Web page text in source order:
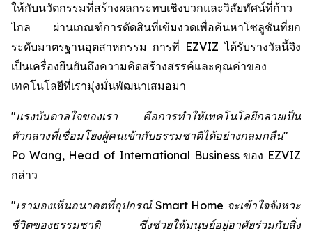
ให้กับนวัตกรรมที่สร้างผลกระทบเชิงบวกและวิสัยทัศน์ที่ก้าว
ไกล ผ่านเกณฑ์การตัดสินที่เข้มงวดเพื่อค้นหาโซลูชันที่ยก
ระดับมาตรฐานอุตสาหกรรม การที่ EZVIZ ได้รับรางวัลนี้จึง
เป็นเครื่องยืนยันถึงความคิดสร้างสรรค์และคุณค่าของ
เทคโนโลยีที่เรามุ่งมั่นพัฒนาเสมอมา
"แรงบันดาลใจของเรา คือการทำให้เทคโนโลยีกลายเป็น
ตัวกลางที่เชื่อมโยงผู้คนเข้ากับธรรมชาติได้อย่างกลมกลืน"
Po Wang, Head of International Business ของ EZVIZ
กล่าว
"เรามองเห็นอนาคตที่อุปกรณ์ Smart Home จะเข้าใจจังหวะ
ชีวิตของธรรมชาติ ซึ่งช่วยให้มนุษย์อยู่อาศัยร่วมกับสิ่ง